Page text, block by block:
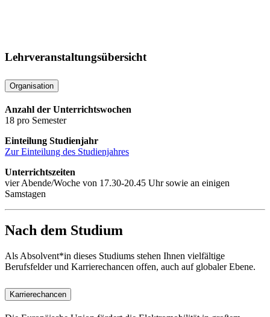
Lehrveranstaltungsübersicht
Organisation
Anzahl der Unterrichtswochen
18 pro Semester
Einteilung Studienjahr
Zur Einteilung des Studienjahres
Unterrichtszeiten
vier Abende/Woche von 17.30-20.45 Uhr sowie an einigen
Samstagen
Nach dem Studium
Als Absolvent*in dieses Studiums stehen Ihnen vielfältige
Berufsfelder und Karrierechancen offen, auch auf globaler Ebene.
Karrierechancen